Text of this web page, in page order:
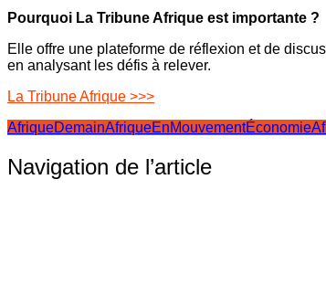
Pourquoi La Tribune Afrique est importante ?
Elle offre une plateforme de réflexion et de
en analysant les défis à relever.
La Tribune Afrique >>>
AfriqueDemainAfriqueEnMouvement
Navigation de l’article